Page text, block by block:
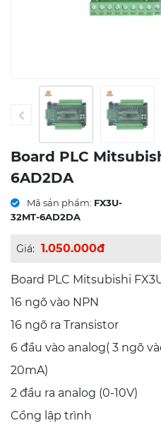
Board PLC
6AD2DA
Mã sản phẩm: FX3U-
32MT-6AD2DA
Giá: 1.050.000đ
Board PLC Mitsubishi
16 ngõ vào NPN
16 ngõ ra Transistor
6 đầu vào analog( 3 ngõ
20mA)
2 đầu ra analog (0-10V)
Cổng lập trình